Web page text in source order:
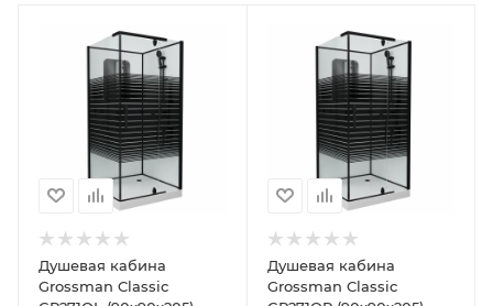
Душевая кабина
Grossman Classic
Душевая кабина
Grossman Classic